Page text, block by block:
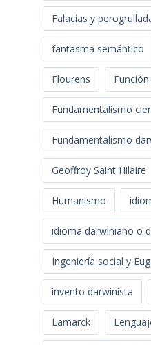
Falacias y
fantasma semántico
Flourens
Fundamentalismo
Fundamentalismo
Geoffroy Saint Hilaire
Humanismo
idioma darwiniano o
Ingeniería social y
invento darwinista
Lamarck